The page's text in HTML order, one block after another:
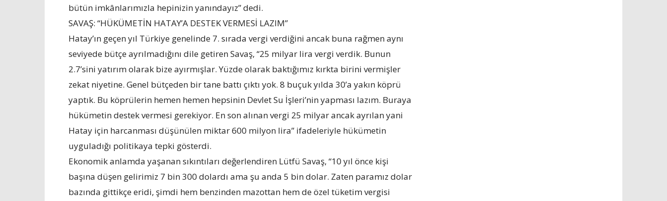
bütün imkânlarımızla hepinizin yanındayız” dedi.
SAVAŞ: “HÜKÜMETİN HATAY’A DESTEK VERMESİ LAZIM”
Hatay’ın geçen yıl Türkiye genelinde 7. sırada vergi verdiğini ancak buna rağmen aynı
seviyede bütçe ayrılmadığını dile getiren Savaş, “25 milyar lira vergi verdik. Bunun
2.7’sini yatırım olarak bize ayırmışlar. Yüzde olarak baktığımız kırkta birini vermişler
zekat niyetine. Genel bütçeden bir tane battı çıktı yok. 8 buçuk yılda 30’a yakın köprü
yaptık. Bu köprülerin hemen hemen hepsinin Devlet Su İşleri’nin yapması lazım. Buraya
hükümetin destek vermesi gerekiyor. En son alınan vergi 25 milyar ancak ayrılan yani
Hatay için harcanması düşünülen miktar 600 milyon lira” ifadeleriyle hükümetin
uyguladığı politikaya tepki gösterdi.
Ekonomik anlamda yaşanan sıkıntıları değerlendiren Lütfü Savaş, “10 yıl önce kişi
başına düşen gelirimiz 7 bin 300 dolardı ama şu anda 5 bin dolar. Zaten paramız dolar
bazında gittikçe eridi, şimdi hem benzinden mazottan hem de özel tüketim vergisi